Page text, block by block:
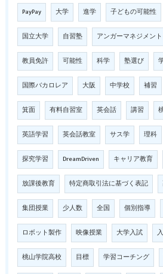
PayPay 大学 進学 子どもの可能性
国立大学 自習塾 アンガーマネジメント
教員免許 可能性 科学 塾選び
国際バカロレア 大阪 中学校 補習
箕面 有料自習室 英会話 講習
英語学習 英会話教室 サス学 理科
探究学習 DreamDriven キャリア教育
放課後教育 特定商取引法に基づく表記
集団授業 少人数 全国 個別指導
ロボット製作 映像授業 大学入試
桃山学院高校 目標 学習コーチング